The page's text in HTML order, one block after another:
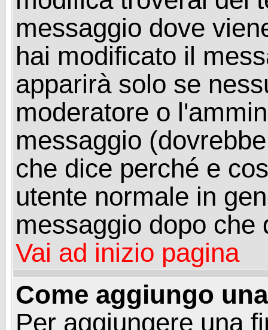
messaggio dove
hai modificato il
apparirà solo se
moderatore o
messaggio
che dice perché e
utente normale in
messaggio dopo che
Vai ad inizio pagina
Come aggiungo
Per aggiungere una